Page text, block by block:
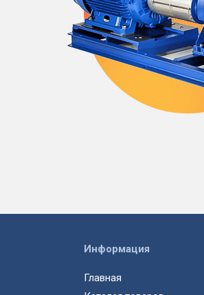
Информация
Главная